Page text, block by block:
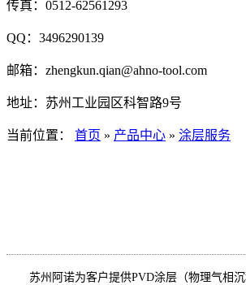
传真： 0512-62561293
QQ： 3496290139
邮箱： zhengkun.qian@ahno-tool.com
地址： 苏州工业园区科智路9号
当前位置： 首页 » 产品中心 » 涂层服务
苏州阿诺为客户提供PVD涂层（物理气相